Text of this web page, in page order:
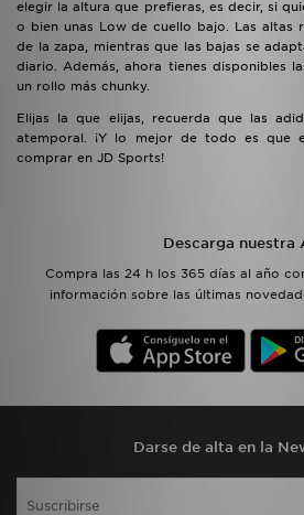
elegir la altura que prefieras, es decir, si
o bien unas Low de cuello bajo. Las altas
de la zapa, mientras que las bajas se
diario. Además, ahora tienes disponibles
un rollo más chunky.
Elijas la que elijas, recuerda que las
atemporal. ¡Y lo mejor de todo es que
comprar en JD Sports!
Descarga nuestra
Compra las 24 h los 365 días al año
información sobre las últimas
Darse de alta en la